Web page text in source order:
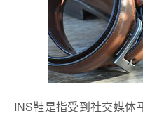
INS鞋是指受到社交媒体